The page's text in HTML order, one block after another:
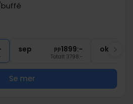
sep pp1899:-
Totalt 3798:-
okt
Se mer